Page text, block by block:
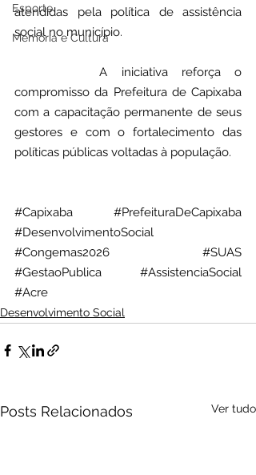
Esporte
Memória e Cultura
atendidas pela política de assistência
social no município.
		A iniciativa reforça o
compromisso da Prefeitura de Capixaba
com a capacitação permanente de seus
gestores e com o fortalecimento das
políticas públicas voltadas à população.
#Capixaba
#PrefeituraDeCapixaba
#DesenvolvimentoSocial
#Congemas2026
#SUAS
#GestaoPublica
#AssistenciaSocial
#Acre
Desenvolvimento Social
Posts Relacionados Ver tudo